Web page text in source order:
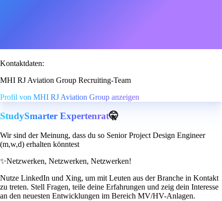
Kontaktdaten:
MHI RJ Aviation Group Recruiting-Team
Profil von MHI RJ Aviation Group anzeigen
StudySmarter Expertenrat🤫
Wir sind der Meinung, dass du so Senior Project Design Engineer
(m,w,d) erhalten könntest
✨Netzwerken, Netzwerken, Netzwerken!
Nutze LinkedIn und Xing, um mit Leuten aus der Branche in Kontakt
zu treten. Stell Fragen, teile deine Erfahrungen und zeig dein Interesse
an den neuesten Entwicklungen im Bereich MV/HV-Anlagen.